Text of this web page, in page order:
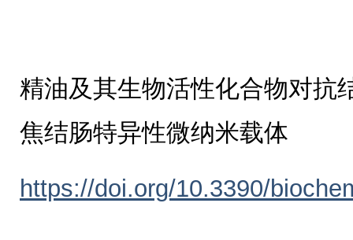
精油及其生物活性化合物对抗
焦结肠特异性微纳米载体
https://doi.org/10.3390/